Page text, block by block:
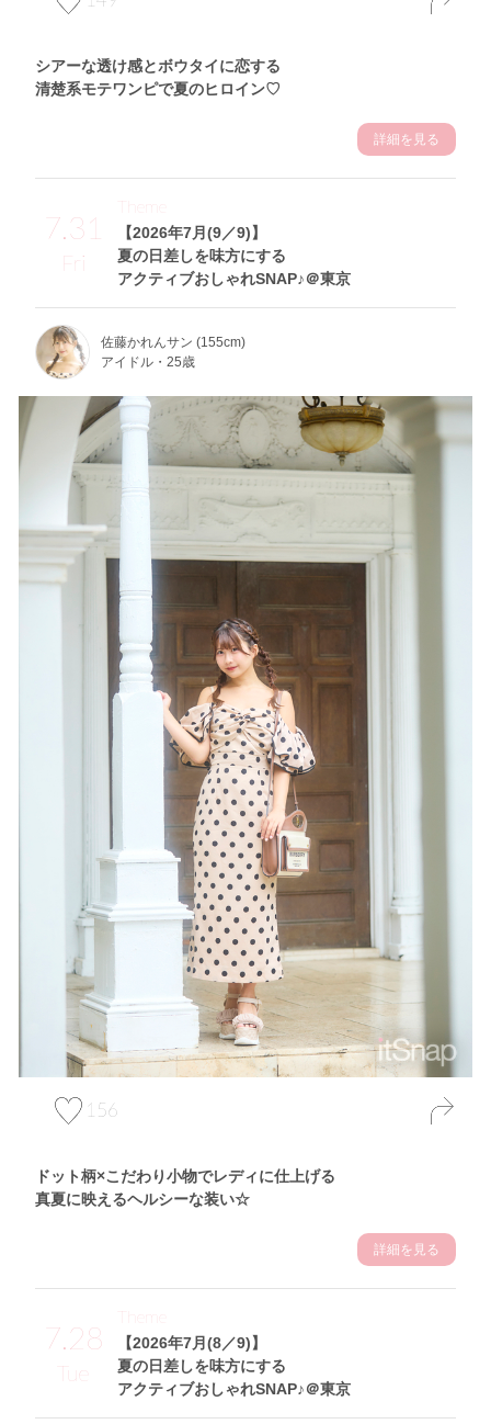
シアーな透け感とボウタイに恋する
清楚系モテワンピで夏のヒロイン♡
詳細を見る
7.31
Fri
【2026年7月(9／9)】
夏の日差しを味方にする
アクティブおしゃれSNAP♪＠東京
Theme
佐藤かれんサン (155cm)
アイドル・25歳
156
ドット柄×こだわり小物でレディに仕上げる
真夏に映えるヘルシーな装い☆
詳細を見る
7.28
Tue
【2026年7月(8／9)】
夏の日差しを味方にする
アクティブおしゃれSNAP♪＠東京
Theme